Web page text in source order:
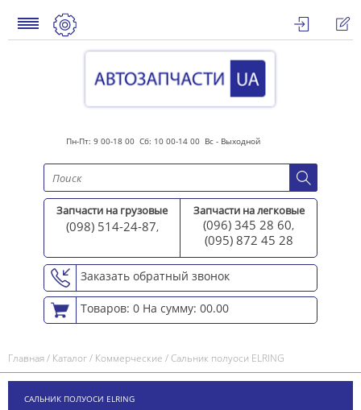
Пн-Пт: 9 00-18 00 Сб: 10 00-14 00 Вс - Выходной
Запчасти на грузовые
(098) 514-24-87,
Запчасти на легковые
(096) 345 28 60,
(095) 872 45 28
Заказать обратный звонок
Товаров: 0 На сумму: 00.00
Главная/ Каталог/ Коммерческие /Сальник полуоси ELRING
САЛЬНИК ПОЛУОСИ ELRING